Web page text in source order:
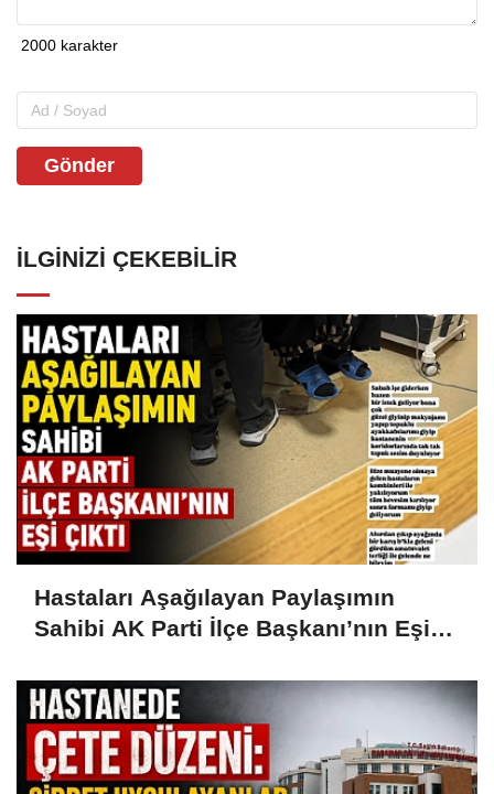
Gönder
İLGINIZI ÇEKEBILIR
Hastaları Aşağılayan Paylaşımın
Sahibi AK Parti İlçe Başkanı’nın Eşi